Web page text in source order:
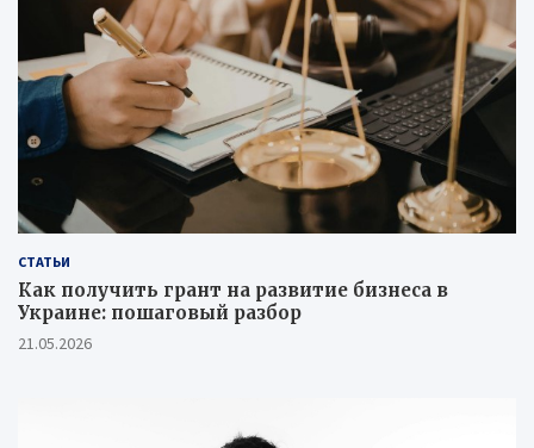
СТАТЬИ
Как получить грант на развитие бизнеса в
Украине: пошаговый разбор
21.05.2026